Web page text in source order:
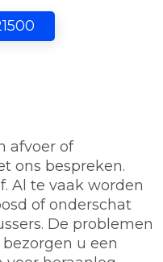
afvoer of
ons bespreken.
Al te vaak worden
of onderschat
De problemen
u een